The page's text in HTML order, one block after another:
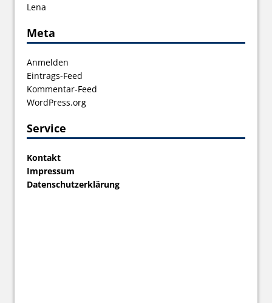
Lena
Meta
Anmelden
Eintrags-Feed
Kommentar-Feed
WordPress.org
Service
Kontakt
Impressum
Datenschutzerklärung